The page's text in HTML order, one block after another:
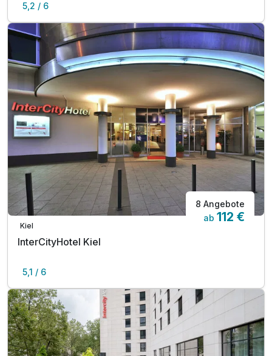
5,2 / 6
Kiel
8 Angebote
ab 112 €
InterCityHotel Kiel
5,1 / 6